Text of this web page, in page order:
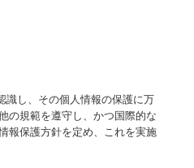
識し、その個人情報の保護に万
の規範を遵守し、かつ国際的な
報保護方針を定め、これを実施